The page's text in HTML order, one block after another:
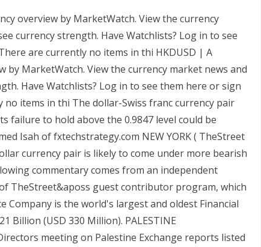
overview by MarketWatch. View the currency
currency strength. Have Watchlists? Log in to see
are currently no items in thi HKDUSD | A
by MarketWatch. View the currency market news and
Have Watchlists? Log in to see them here or sign
items in thi The dollar-Swiss franc currency pair
failure to hold above the 0.9847 level could be
Isah of fxtechstrategy.com NEW YORK ( TheStreet
currency pair is likely to come under more bearish
commentary comes from an independent
TheStreet&aposs guest contributor program, which
Company is the world's largest and oldest Financial
Billion (USD 330 Million). PALESTINE
meeting on Palestine Exchange reports listed